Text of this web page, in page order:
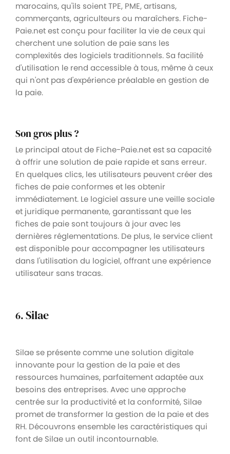
marocains, qu'ils soient TPE, PME, artisans,
commerçants, agriculteurs ou maraîchers. Fiche-
Paie.net est conçu pour faciliter la vie de ceux qui
cherchent une solution de paie sans les
complexités des logiciels traditionnels. Sa facilité
d'utilisation le rend accessible à tous, même à ceux
qui n'ont pas d'expérience préalable en gestion de
la paie.
Son gros plus ?
Le principal atout de Fiche-Paie.net est sa capacité
à offrir une solution de paie rapide et sans erreur.
En quelques clics, les utilisateurs peuvent créer des
fiches de paie conformes et les obtenir
immédiatement. Le logiciel assure une veille sociale
et juridique permanente, garantissant que les
fiches de paie sont toujours à jour avec les
dernières réglementations. De plus, le service client
est disponible pour accompagner les utilisateurs
dans l'utilisation du logiciel, offrant une expérience
utilisateur sans tracas.
6. Silae
Silae se présente comme une solution digitale
innovante pour la gestion de la paie et des
ressources humaines, parfaitement adaptée aux
besoins des entreprises. Avec une approche
centrée sur la productivité et la conformité, Silae
promet de transformer la gestion de la paie et des
RH. Découvrons ensemble les caractéristiques qui
font de Silae un outil incontournable.